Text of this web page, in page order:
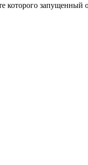
которого запущенный